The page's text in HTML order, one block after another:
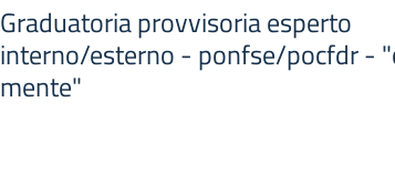
Graduatoria provvisoria esperto
interno/esterno - ponfse/pocfdr -
mente"